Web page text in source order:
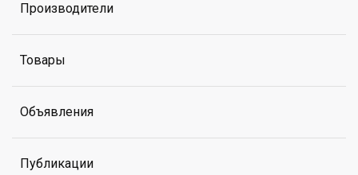
Производители
Товары
Объявления
Публикации